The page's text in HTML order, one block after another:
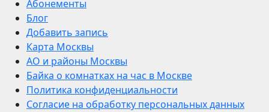
Абонементы
Блог
Добавить запись
Карта Москвы
АО и районы Москвы
Байка о комнатках на час в Москве
Политика конфиденциальности
Согласие на обработку персональных данных